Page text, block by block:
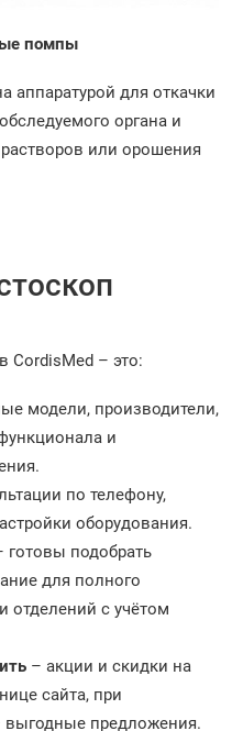
помпы
аппаратурой для откачки
органа и
или орошения
CordisMed – это:
модели, производители,
и
по телефону,
оборудования.
подобрать
для полного
отделений с учётом
– акции и скидки на
сайта, при
выгодные предложения.